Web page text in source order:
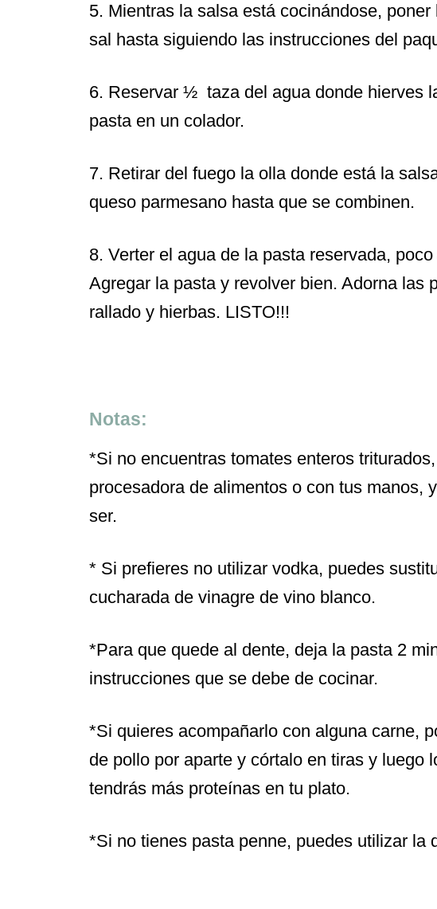
5. Mientras la salsa está cocinándose,
sal hasta siguiendo las instrucciones del
6. Reservar ½ taza del agua donde hierves
pasta en un colador.
7. Retirar del fuego la olla donde está la
queso parmesano hasta que se combinen.
8. Verter el agua de la pasta reservada,
Agregar la pasta y revolver bien. Adorna las
rallado y hierbas. LISTO!!!
Notas:
*Si no encuentras tomates enteros
procesadora de alimentos o con tus manos,
ser.
* Si prefieres no utilizar vodka, puedes
cucharada de vinagre de vino blanco.
*Para que quede al dente, deja la pasta 2
instrucciones que se debe de cocinar.
*Si quieres acompañarlo con alguna carne,
de pollo por aparte y córtalo en tiras y luego
tendrás más proteínas en tu plato.
*Si no tienes pasta penne, puedes utilizar la